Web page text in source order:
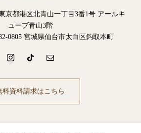
京都港区北青山一丁目3番1号 アールキ
ューブ青山3階
0805 宮城県仙台市太白区鈎取本町
料資料請求はこちら